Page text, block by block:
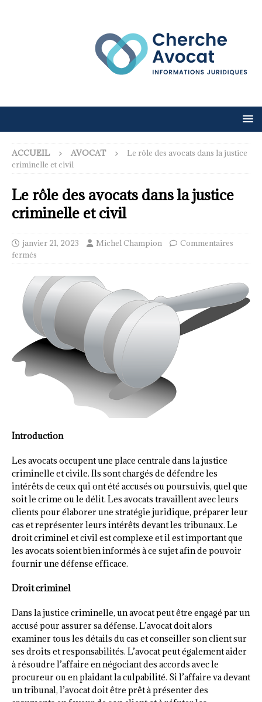
ACCUEIL AVOCAT
Le rôle des avocats dans la justice
criminelle et civil
Le rôle des avocats dans la justice
criminelle et civil
janvier 21, 2023 Michel Champion
Commentaires
fermés
Introduction
Les avocats occupent une place centrale dans la justice
criminelle et civile. Ils sont chargés de défendre les
intérêts de ceux qui ont été accusés ou poursuivis, quel que
soit le crime ou le délit. Les avocats travaillent avec leurs
clients pour élaborer une stratégie juridique, préparer leur
cas et représenter leurs intérêts devant les tribunaux. Le
droit criminel et civil est complexe et il est important que
les avocats soient bien informés à ce sujet afin de pouvoir
fournir une défense efficace.
Droit criminel
Dans la justice criminelle, un avocat peut être engagé par un
accusé pour assurer sa défense. L’avocat doit alors
examiner tous les détails du cas et conseiller son client sur
ses droits et responsabilités. L’avocat peut également aider
à résoudre l’affaire en négociant des accords avec le
procureur ou en plaidant la culpabilité. Si l’affaire va devant
un tribunal, l’avocat doit être prêt à présenter des